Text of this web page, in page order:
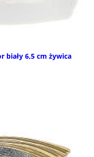
biały 6,5 cm żywica